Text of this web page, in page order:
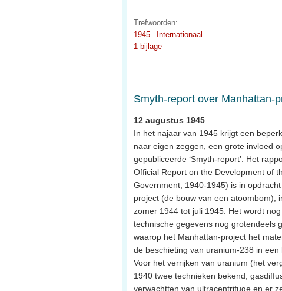
Trefwoorden:
1945
Internationaal
1 bijlage
Smyth-report over Manhattan-
12 augustus 1945
In het najaar van 1945 krijgt een
naar eigen zeggen, een grote invloed
gepubliceerde ‘Smyth-report’. Het
Official Report on the Development of
Government, 1940-1945) is in
project (de bouw van een atoombom),
zomer 1944 tot juli 1945. Het wordt
technische gegevens nog grotendeels
waarop het Manhattan-project het
de beschieting van uranium-238 in
Voor het verrijken van uranium (het
1940 twee technieken bekend;
verwachtten van ultracentrifuge en er